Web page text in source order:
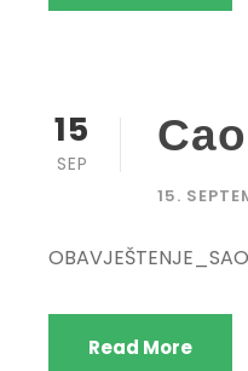
15
SEP
15.
Read More